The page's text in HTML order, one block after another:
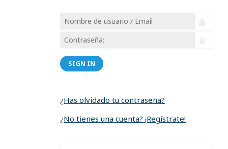
SIGN IN
¿Has olvidado tu contraseña?
¿No tienes una cuenta? ¡Regístrate!